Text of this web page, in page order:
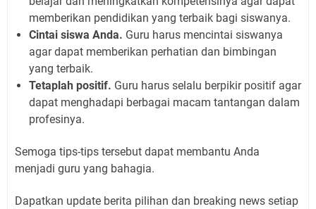
memberikan pendidikan yang terbaik bagi siswanya.
Cintai siswa Anda. Guru harus mencintai siswanya
agar dapat memberikan perhatian dan bimbingan
yang terbaik.
Tetaplah positif. Guru harus selalu berpikir positif agar
dapat menghadapi berbagai macam tantangan dalam
profesinya.
Semoga tips-tips tersebut dapat membantu Anda
menjadi guru yang bahagia.
Dapatkan update berita pilihan dan breaking news setiap